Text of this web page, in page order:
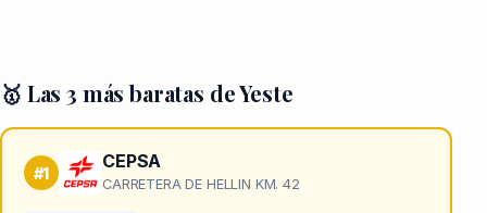
🥇 Las 3 más baratas de Yeste
#1
CEPSA
CARRETERA DE HELLIN KM. 42